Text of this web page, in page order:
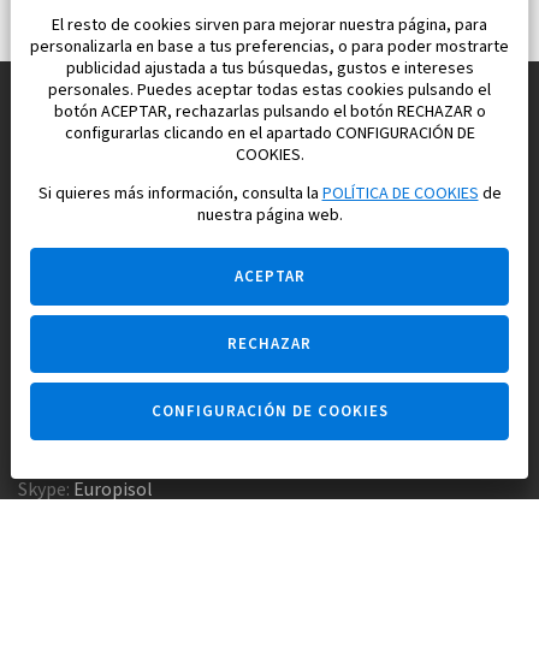
Construimos y vendemos propiedades
para su vida feliz en España
Agencia inmobiliaria +34 647 173 382
Empresa constructora +34 607 961 116
Skype: Europisol
El resto de cookies sirven para mejorar nuestra página, para
personalizarla en base a tus preferencias, o para poder mostrarte
publicidad ajustada a tus búsquedas, gustos e intereses
personales. Puedes aceptar todas estas cookies pulsando el
botón ACEPTAR, rechazarlas pulsando el botón RECHAZAR o
configurarlas clicando en el apartado CONFIGURACIÓN DE
COOKIES.
Si quieres más información, consulta laPOLÍTICA DE COOKIESde
nuestra página web.
ACEPTAR
RECHAZAR
CONFIGURACIÓN DE COOKIES